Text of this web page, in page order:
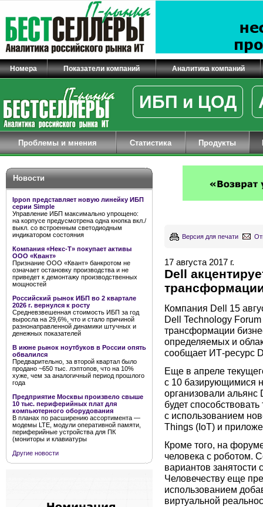
Номера Показатели компаний Аналитика компаний
ИБП и ЦОД
Проблемы и мнения Статистика Продукты
Новости
Ippon представляет новую линейку ИБП
серии Simple
Управление ИБП максимально упрощено:
на корпусе предусмотрена одна кнопка вкл./
выкл. со встроенным светодиодным
индикатором состояния
Компания «Некс-Т» покупает активы
ООО «Квант»
Признание ООО «Квант» банкротом не
означает остановку производства и не
приведет к демонтажу производственных
мощностей
Российский рынок ИБП во 2 квартале
2026 г. вернулся к росту
Средневзвешенная стоимость ИБП за год
выросла на 29,6%, что и стало причиной
разнонаправленной динамики штучных и
денежных показателей
В июне рынок ноутбуков в России опять
обвалился
Предварительно, за второй квартал было
продано ~650 тыс. лэптопов, что на 10%
хуже, чем за аналогичный период прошлого
года
Предприятие Москвы произвело свыше
10 тыс. периферийных плат для
компьютерного оборудования
В планах по расширению ассортимента —
модемы LTE, модули оперативной памяти,
периферийные устройства для ПК
(мониторы и клавиатуры
Другие новости
Версия для печати
17 августа 2017 г.
Dell
Компания Dell 15
Dell Technology
трансформации
определяемых и
сообщает ИТ-ресурс
Еще в апреле
с 10 базирующимися
организовали альянс
будет
с использованием
Things (IoT) и
Кроме того, на
человека с роботом.
вариантов занятости
Человечеству еще
использованием
виртуальной